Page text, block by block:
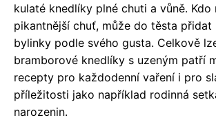
kulaté knedlíky plné chuti a vůně. Kdo
pikantnější chuť, může do těsta přidat
bylinky podle svého gusta. Celkově
bramborové knedlíky s uzeným patří
recepty pro každodenní vaření i pro
příležitosti jako například rodinná
narozenin.